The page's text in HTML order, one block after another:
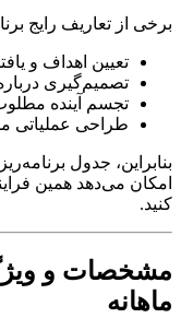
برخی از تعاریف رایج
تعیین اهداف و
تصمیم‌گیری
تجسم آینده
طراحی
بنابراین، جدول
امکان می‌دهد همین
کنید.
مشخصات و
ماهانه